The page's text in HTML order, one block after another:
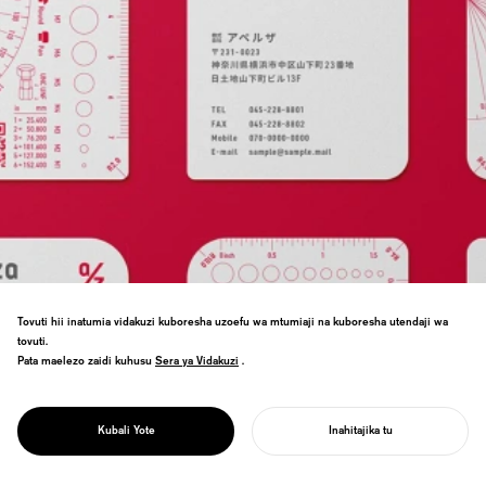
PROJECT
APERZA
mtiririko wa kazi kuimarisha ushindani wa
kiviwanda wa Japan.
Tovuti hii inatumia vidakuzi kuboresha uzoefu wa mtumiaji na kuboresha utendaji wa
tovuti.
Pata maelezo zaidi kuhusu Sera ya Vidakuzi
Sera ya Vidakuzi .
Kubali Yote Inahitajika tu